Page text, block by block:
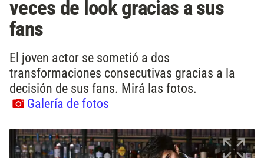
veces de look gracias a sus
fans
El joven actor se sometió a dos
transformaciones consecutivas gracias a la
decisión de sus fans. Mirá las fotos.
Galería de fotos